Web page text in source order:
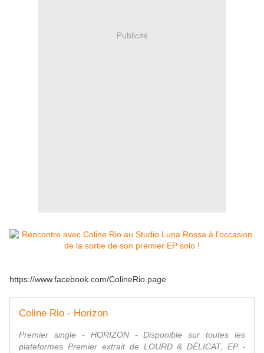
Publicité
https://www.facebook.com/ColineRio.page
Coline Rio - Horizon
Premier single - HORIZON - Disponible sur toutes les
plateformes Premier extrait de LOURD & DÉLICAT, EP -